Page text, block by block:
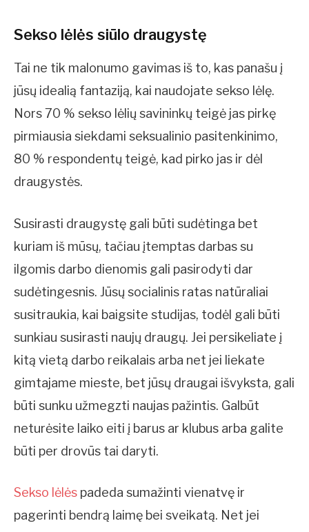
Sekso lėlės siūlo draugystę
Tai ne tik malonumo gavimas iš to, kas panašu į
jūsų idealią fantaziją, kai naudojate sekso lėlę.
Nors 70 % sekso lėlių savininkų teigė jas pirkę
pirmiausia siekdami seksualinio pasitenkinimo,
80 % respondentų teigė, kad pirko jas ir dėl
draugystės.
Susirasti draugystę gali būti sudėtinga bet
kuriam iš mūsų, tačiau įtemptas darbas su
ilgomis darbo dienomis gali pasirodyti dar
sudėtingesnis. Jūsų socialinis ratas natūraliai
susitraukia, kai baigsite studijas, todėl gali būti
sunkiau susirasti naujų draugų. Jei persikeliate į
kitą vietą darbo reikalais arba net jei liekate
gimtajame mieste, bet jūsų draugai išvyksta, gali
būti sunku užmegzti naujas pažintis. Galbūt
neturėsite laiko eiti į barus ar klubus arba galite
būti per drovūs tai daryti.
Sekso lėlės padeda sumažinti vienatvę ir
pagerinti bendrą laimę bei sveikatą. Net jei